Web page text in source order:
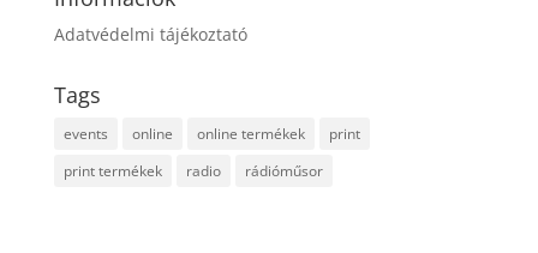
Adatvédelmi tájékoztató
Tags
events online online termékek
print
print termékek
radio rádióműsor